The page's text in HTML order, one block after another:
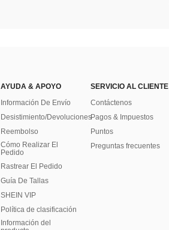
AYUDA & APOYO
Información De Envío
Desistimiento/Devoluciones
Reembolso
Cómo Realizar El
Pedido
Rastrear El Pedido
Guía De Tallas
SHEIN VIP
Política de clasificación
​Información del
SERVICIO AL CLIENTE
Contáctenos
Pagos & Impuestos
Puntos
Preguntas frecuentes